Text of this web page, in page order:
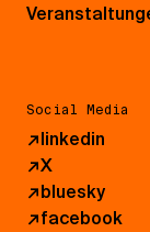
Social Media
↗linkedin
↗X
↗bluesky
↗facebook